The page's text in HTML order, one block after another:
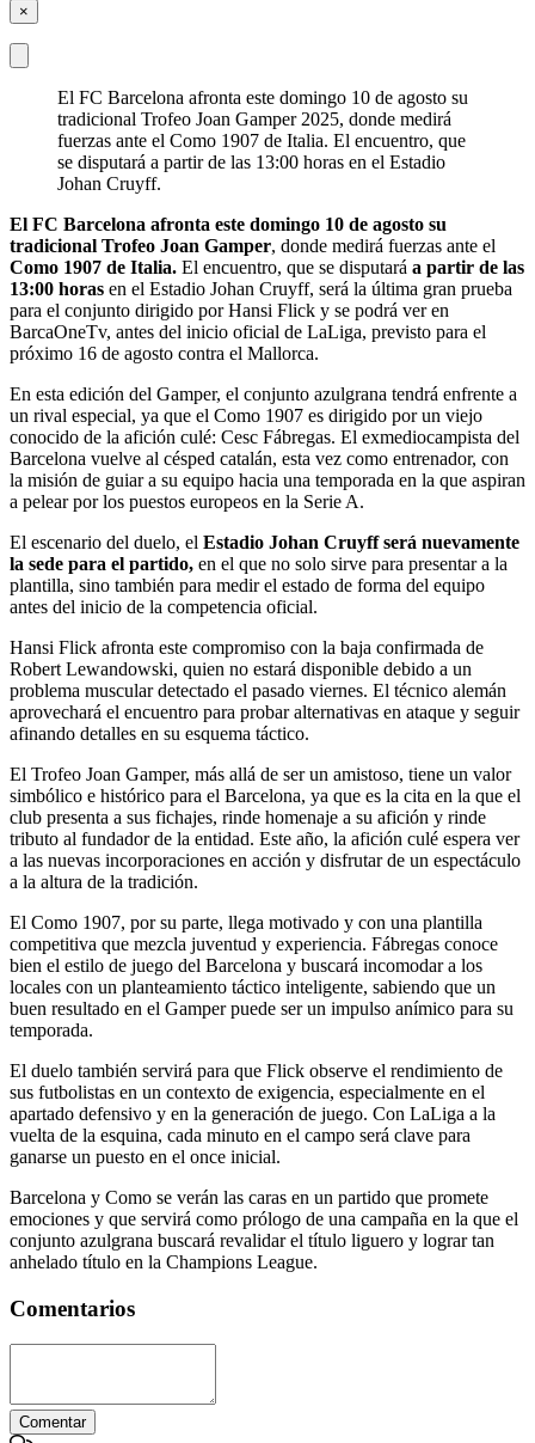
×
El FC Barcelona afronta este domingo 10 de agosto su
tradicional Trofeo Joan Gamper 2025, donde medirá
fuerzas ante el Como 1907 de Italia. El encuentro, que
se disputará a partir de las 13:00 horas en el Estadio
Johan Cruyff.
El FC Barcelona afronta este domingo 10 de agosto su
tradicional Trofeo Joan Gamper, donde medirá fuerzas ante el
Como 1907 de Italia. El encuentro, que se disputará a partir de las
13:00 horas en el Estadio Johan Cruyff, será la última gran prueba
para el conjunto dirigido por Hansi Flick y se podrá ver en
BarcaOneTv, antes del inicio oficial de LaLiga, previsto para el
próximo 16 de agosto contra el Mallorca.
En esta edición del Gamper, el conjunto azulgrana tendrá enfrente a
un rival especial, ya que el Como 1907 es dirigido por un viejo
conocido de la afición culé: Cesc Fábregas. El exmediocampista del
Barcelona vuelve al césped catalán, esta vez como entrenador, con
la misión de guiar a su equipo hacia una temporada en la que aspiran
a pelear por los puestos europeos en la Serie A.
El escenario del duelo, el Estadio Johan Cruyff será nuevamente
la sede para el partido, en el que no solo sirve para presentar a la
plantilla, sino también para medir el estado de forma del equipo
antes del inicio de la competencia oficial.
Hansi Flick afronta este compromiso con la baja confirmada de
Robert Lewandowski, quien no estará disponible debido a un
problema muscular detectado el pasado viernes. El técnico alemán
aprovechará el encuentro para probar alternativas en ataque y seguir
afinando detalles en su esquema táctico.
El Trofeo Joan Gamper, más allá de ser un amistoso, tiene un valor
simbólico e histórico para el Barcelona, ya que es la cita en la que el
club presenta a sus fichajes, rinde homenaje a su afición y rinde
tributo al fundador de la entidad. Este año, la afición culé espera ver
a las nuevas incorporaciones en acción y disfrutar de un espectáculo
a la altura de la tradición.
El Como 1907, por su parte, llega motivado y con una plantilla
competitiva que mezcla juventud y experiencia. Fábregas conoce
bien el estilo de juego del Barcelona y buscará incomodar a los
locales con un planteamiento táctico inteligente, sabiendo que un
buen resultado en el Gamper puede ser un impulso anímico para su
temporada.
El duelo también servirá para que Flick observe el rendimiento de
sus futbolistas en un contexto de exigencia, especialmente en el
apartado defensivo y en la generación de juego. Con LaLiga a la
vuelta de la esquina, cada minuto en el campo será clave para
ganarse un puesto en el once inicial.
Barcelona y Como se verán las caras en un partido que promete
emociones y que servirá como prólogo de una campaña en la que el
conjunto azulgrana buscará revalidar el título liguero y lograr tan
anhelado título en la Champions League.
Comentarios
Comentar